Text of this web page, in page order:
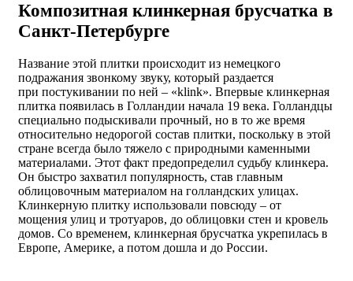
Композитная клинкерная брусчатка в
Санкт-Петербурге
Название этой плитки происходит из немецкого
подражания звонкому звуку, который раздается
при постукивании по ней – «klink». Впервые клинкерная
плитка появилась в Голландии начала 19 века. Голландцы
специально подыскивали прочный, но в то же время
относительно недорогой состав плитки, поскольку в этой
стране всегда было тяжело с природными каменными
материалами. Этот факт предопределил судьбу клинкера.
Он быстро захватил популярность, став главным
облицовочным материалом на голландских улицах.
Клинкерную плитку использовали повсюду – от
мощения улиц и тротуаров, до облицовки стен и кровель
домов. Со временем, клинкерная брусчатка укрепилась в
Европе, Америке, а потом дошла и до России.